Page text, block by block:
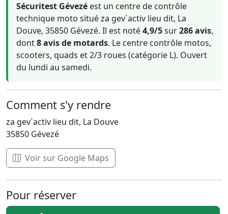
Sécuritest Gévezé est un centre de contrôle
technique moto situé za gev`activ lieu dit, La
Douve, 35850 Gévezé. Il est noté4,9/5sur286 avis,
dont8 avis de motards. Le centre contrôle motos,
scooters, quads et 2/3 roues (catégorie L). Ouvert
du lundi au samedi.
Comment s'y rendre
za gev`activ lieu dit, La Douve
35850 Gévezé
Voir sur Google Maps
Pour réserver